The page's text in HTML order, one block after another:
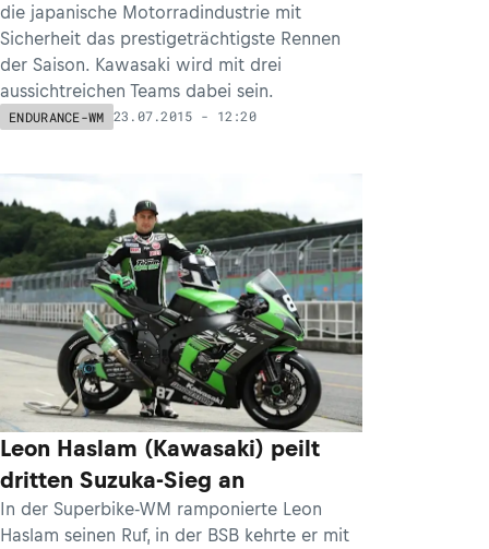
die japanische Motorradindustrie mit
Sicherheit das prestigeträchtigste Rennen
der Saison. Kawasaki wird mit drei
aussichtreichen Teams dabei sein.
ENDURANCE-WM 23.07.2015 - 12:20
Leon Haslam (Kawasaki) peilt
dritten Suzuka-Sieg an
In der Superbike-WM ramponierte Leon
Haslam seinen Ruf, in der BSB kehrte er mit